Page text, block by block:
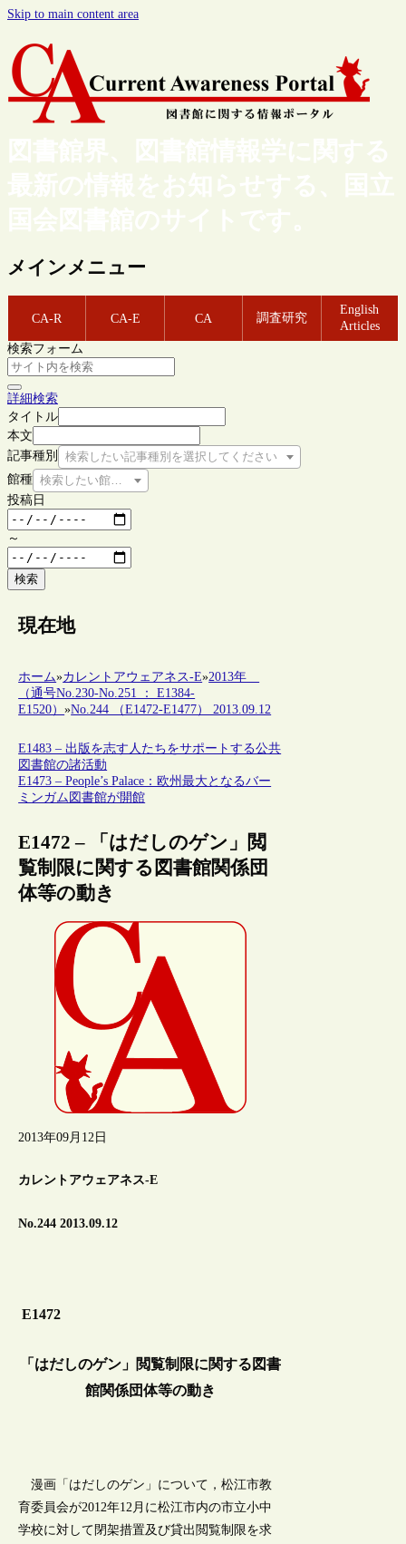
Skip to main content area
図書館界、図書館情報学に関する
最新の情報をお知らせする、国立
国会図書館のサイトです。
メインメニュー
CA-R CA-E CA 調査研究
English
Articles
検索フォーム
詳細検索
タイトル
本文
記事種別
検索したい記事種別を選択してください
館種 検索したい館種を選択してください
投稿日
～
検索
現在地
ホーム»カレントアウェアネス-E»2013年
（通号No.230-No.251 ： E1384-
E1520）»No.244 （E1472-E1477） 2013.09.12
E1483 – 出版を志す人たちをサポートする公共
図書館の諸活動
E1473 – People’s Palace：欧州最大となるバー
ミンガム図書館が開館
E1472 – 「はだしのゲン」閲
覧制限に関する図書館関係団
体等の動き
2013年09月12日
カレントアウェアネス-E
No.244 2013.09.12
E1472
「はだしのゲン」閲覧制限に関する図書
館関係団体等の動き
漫画「はだしのゲン」について，松江市教
育委員会が2012年12月に松江市内の市立小中
学校に対して閉架措置及び貸出閲覧制限を求